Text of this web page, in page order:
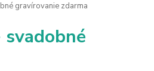
gravírovanie zdarma